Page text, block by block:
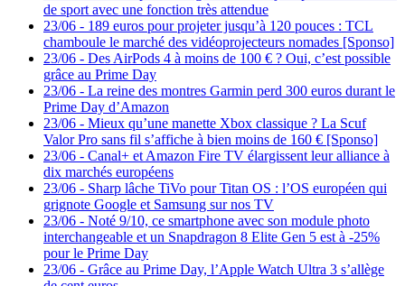
de sport avec une fonction très attendue
23/06 - 189 euros pour projeter jusqu’à 120 pouces : TCL
chamboule le marché des vidéoprojecteurs nomades [Sponso]
23/06 - Des AirPods 4 à moins de 100 € ? Oui, c’est possible
grâce au Prime Day
23/06 - La reine des montres Garmin perd 300 euros durant le
Prime Day d’Amazon
23/06 - Mieux qu’une manette Xbox classique ? La Scuf
Valor Pro sans fil s’affiche à bien moins de 160 € [Sponso]
23/06 - Canal+ et Amazon Fire TV élargissent leur alliance à
dix marchés européens
23/06 - Sharp lâche TiVo pour Titan OS : l’OS européen qui
grignote Google et Samsung sur nos TV
23/06 - Noté 9/10, ce smartphone avec son module photo
interchangeable et un Snapdragon 8 Elite Gen 5 est à -25%
pour le Prime Day
23/06 - Grâce au Prime Day, l’Apple Watch Ultra 3 s’allège